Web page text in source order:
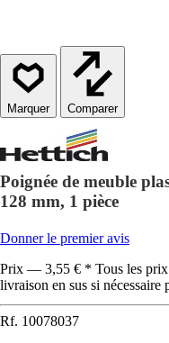
Comparer
Poignée de meuble
128 mm, 1 pièce
Donner le premier avis
Prix — 3,55 € * Tous les prix
livraison en sus si nécessaire
Rf. 10078037